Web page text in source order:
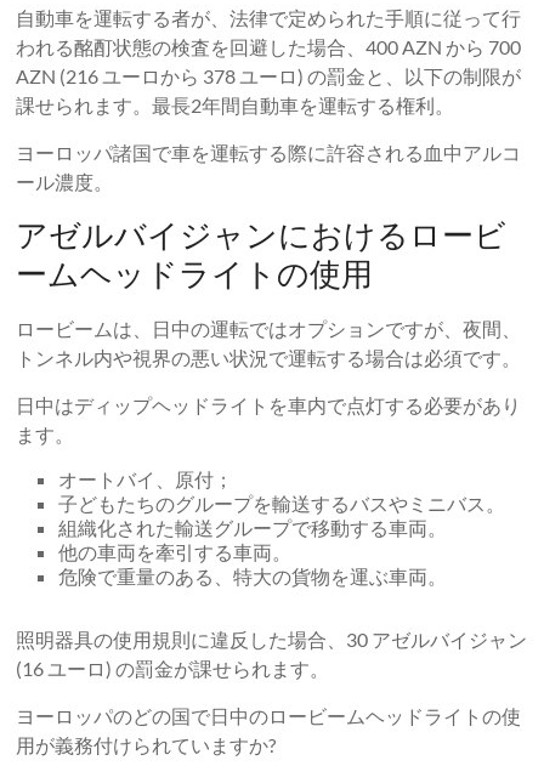
自動車を運転する者が、法律で定められた手順に従って行
われる酩酊状態の検査を回避した場合、400 AZN から 700
AZN (216 ユーロから 378 ユーロ) の罰金と、以下の制限が
課せられます。最長2年間自動車を運転する権利。
ヨーロッパ諸国で車を運転する際に許容される血中アルコ
ール濃度。
アゼルバイジャンにおけるロービ
ームヘッドライトの使用
ロービームは、日中の運転ではオプションですが、夜間、
トンネル内や視界の悪い状況で運転する場合は必須です。
日中はディップヘッドライトを車内で点灯する必要があり
ます。
オートバイ、原付；
子どもたちのグループを輸送するバスやミニバス。
組織化された輸送グループで移動する車両。
他の車両を牽引する車両。
危険で重量のある、特大の貨物を運ぶ車両。
照明器具の使用規則に違反した場合、30 アゼルバイジャン
(16 ユーロ) の罰金が課せられます。
ヨーロッパのどの国で日中のロービームヘッドライトの使
用が義務付けられていますか?